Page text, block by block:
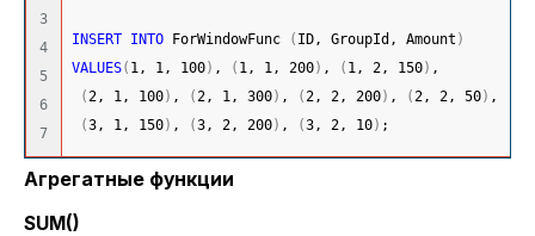
3
4
5
6
INSERT INTO ForWindowFunc ( ID, GroupId, Amount )
VALUES( 1 , 1 , 100) , ( 1 , 1 , 200) , ( 1 , 2 , 150) ,
( 2 , 1 , 100) , ( 2 , 1 , 300) , ( 2 , 2 , 200) , ( 2 , 2 , 50) ,
(3 , 1 , 150) , (3 , 2 , 200) , (3 , 2 , 10) ;
Агрегатные функции
SUM()